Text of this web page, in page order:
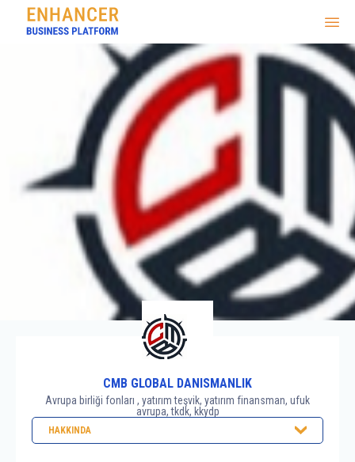
CMB GLOBAL DANISMANLIK
Avrupa birliği fonları , yatırım teşvik, yatırım finansman, ufuk
avrupa, tkdk, kkydp
HAKKINDA